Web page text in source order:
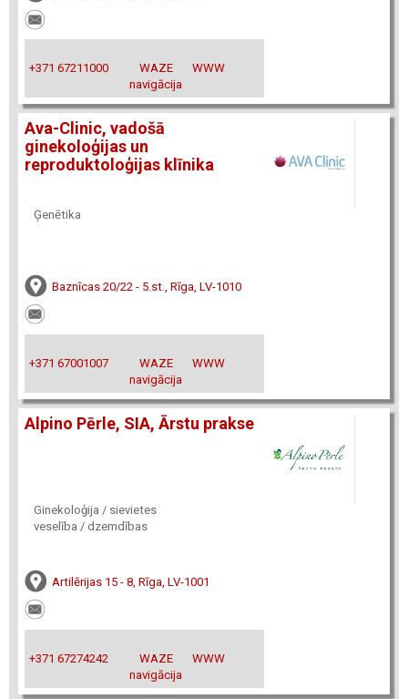
+371 67211000
WAZE
navigācija
WWW
Ava-Clinic, vadošā
ginekoloģijas un
reproduktoloģijas klīnika
Ģenētika
Baznīcas 20/22 - 5.st., Rīga, LV-1010
+371 67001007
WAZE
navigācija
WWW
Alpino Pērle, SIA, Ārstu prakse
Ginekoloģija / sievietes
veselība / dzemdības
Artilērijas 15 - 8, Rīga, LV-1001
+371 67274242
WAZE
navigācija
WWW